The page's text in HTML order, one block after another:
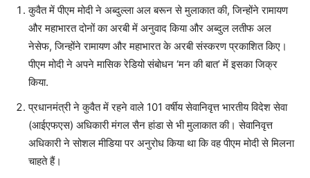
कुवैत में पीएम मोदी ने अब्दुल्ला अल बरून से मुलाकात की, जिन्होंने रामायण
और महाभारत दोनों का अरबी में अनुवाद किया और अब्दुल लतीफ अल
नेसेफ, जिन्होंने रामायण और महाभारत के अरबी संस्करण प्रकाशित किए।
पीएम मोदी ने अपने मासिक रेडियो संबोधन ‘मन की बात’ में इसका जिक्र
किया.
प्रधानमंत्री ने कुवैत में रहने वाले 101 वर्षीय सेवानिवृत्त भारतीय विदेश सेवा
(आईएफएस) अधिकारी मंगल सैन हांडा से भी मुलाकात की। सेवानिवृत्त
अधिकारी ने सोशल मीडिया पर अनुरोध किया था कि वह पीएम मोदी से मिलना
चाहते हैं।